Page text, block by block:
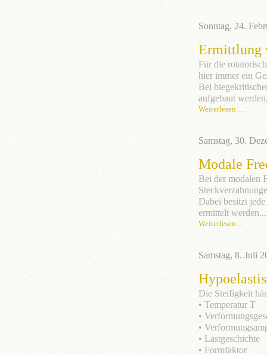
Sonntag, 24.
Ermittlung
Für die
hier immer ein
Bei
aufgebaut
Weiterlesen …
Samstag, 30.
Modale
Bei der modalen
Dabei besitzt
ermittelt werden...
Weiterlesen …
Samstag, 8. Juli
Die Steifigkeit
• Temperatur T
•
•
• Lastgeschichte
• Formfaktor